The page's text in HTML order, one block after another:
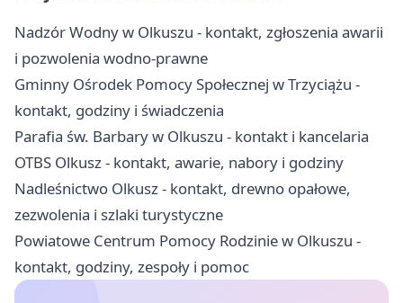
Nadzór Wodny w Olkuszu - kontakt, zgłoszenia awarii
i pozwolenia wodno-prawne
Gminny Ośrodek Pomocy Społecznej w Trzyciążu -
kontakt, godziny i świadczenia
Parafia św. Barbary w Olkuszu - kontakt i kancelaria
OTBS Olkusz - kontakt, awarie, nabory i godziny
Nadleśnictwo Olkusz - kontakt, drewno opałowe,
zezwolenia i szlaki turystyczne
Powiatowe Centrum Pomocy Rodzinie w Olkuszu -
kontakt, godziny, zespoły i pomoc